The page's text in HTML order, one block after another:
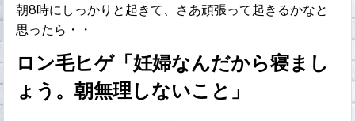
朝8時にしっかりと起きて、さあ頑張って起きるかなと
思ったら・・
ロン毛ヒゲ「妊婦なんだから寝まし
ょう。朝無理しないこと」